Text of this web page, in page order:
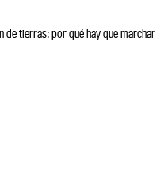
de tierras: por qué hay que marchar